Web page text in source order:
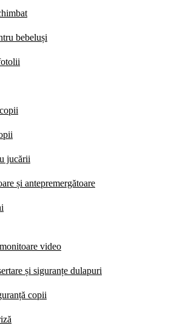
bebeluși
jucării
și antepremergătoare
video
și siguranțe dulapuri
copii